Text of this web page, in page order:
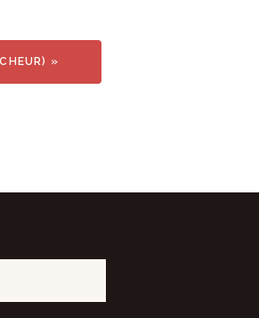
»